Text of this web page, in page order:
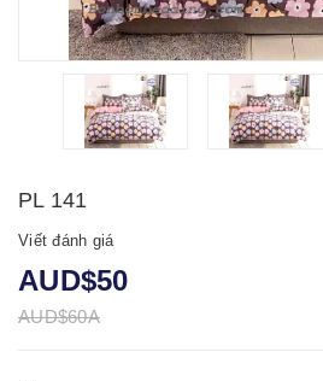
PL 141
Viết đánh giá
AUD$50
AUD$60A